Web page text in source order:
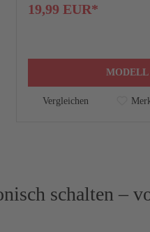
19,99 EUR*
MODELL
Vergleichen
schalten –